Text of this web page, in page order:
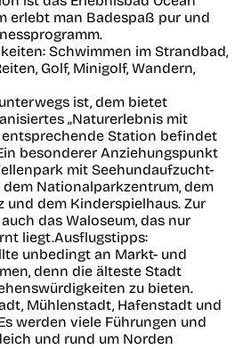
erlebt man Badespaß pur und
Schwimmen im Strandbad,
Golf, Minigolf, Wandern,
ist, dem bietet
„Naturerlebnis mit
entsprechende Station befindet
besonderer Anziehungspunkt
mit Seehundaufzucht-
Nationalparkzentrum, dem
dem Kinderspielhaus. Zur
das Waloseum, das nur
liegt.Ausflugstipps:
unbedingt an Markt- und
denn die älteste Stadt
zu bieten.
Mühlenstadt, Hafenstadt und
werden viele Führungen und
und rund um Norden